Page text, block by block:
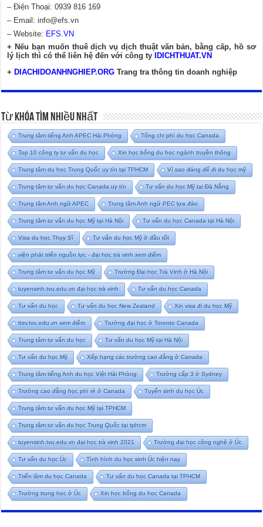
– Điện Thoại: 0939 816 169
– Email:info@efs.vn
– Website: EFS.VN
+ Nếu bạn muốn thuê dịch vụ dịch thuật văn bản, bằng cấp, hồ sơ
lý lịch thì có thể liên hệ đến với công ty
IDICHTHUAT.VN
+ DIACHIDOANHNGHIEP.ORG Trang tra thông tin doanh nghiệp
Từ Khóa Tìm Nhiều Nhất
Trung tâm tiếng Anh APEC Hải Phòng Tổng chi phí du học Canada
Top 10 công ty tư vấn du học Xin học bổng du học ngành truyền thông
Trung tâm du học Trung Quốc uy tín tại TPHCM Vì sao đáng để đi du học mỹ
Trung tâm tư vấn du học Canada uy tín Tư vấn du học Mỹ tại Đà Nẵng
Trung tâm Anh ngữ APEC Trung tâm Anh ngữ PEC lựa đào
Trung tâm tư vấn du học Mỹ tại Hà Nội Tư vấn du học Canada tại Hà Nội
Visa du học Thụy Sĩ Tư vấn du học Mỹ ở đầu tốt
viện phát triển nguồn lực - đại học trà vinh xem điểm
Trung tâm tư vấn du học Mỹ Trường Đại học Trà Vinh ở Hà Nội
tuyensinh.tvu.edu.vn đại học trà vinh Tư vấn du học Canada
Tư vấn du học Tư vấn du học New Zealand Xin visa đi du học Mỹ
ttsv.tvu.edu.vn xem điểm Trường đại học ở Toronto Canada
Trung tâm tư vấn du học Tư vấn du học Mỹ tại Hà Nội
Tư vấn du học Mỹ Xếp hạng các trường cao đẳng ở Canada
Trung tâm tiếng Anh du học Việt Hải Phòng Trường cấp 3 ở Sydney
Trường cao đẳng học phí rẻ ở Canada Tuyển sinh du học Úc
Trung tâm tư vấn du học Mỹ tại TPHCM
Trung tâm tư vấn du học Trung Quốc tại tphcm
tuyensinh.tvu.edu.vn đại học trà vinh 2021 Trường đại học công nghệ ở Úc
Tư vấn du học Úc Tình hình du học sinh Úc hiện nay
Triển lãm du học Canada Tư vấn du học Canada tại TPHCM
Trường trung học ở Úc Xin học bổng du học Canada